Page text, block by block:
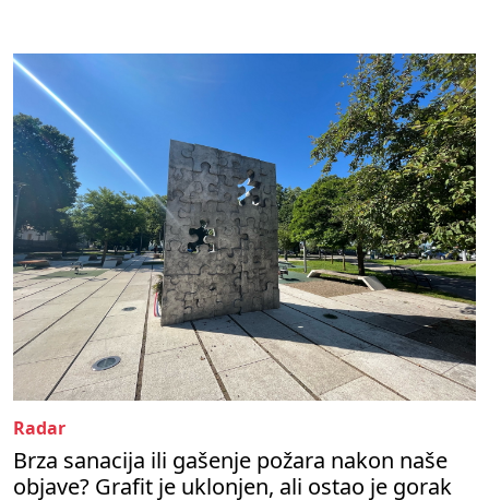
Radar
Brza sanacija ili gašenje požara nakon naše
objave? Grafit je uklonjen, ali ostao je gorak